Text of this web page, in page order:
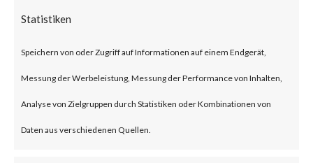
Statistiken
Speichern von oder Zugriff auf Informationen auf einem Endgerät,
Messung der Werbeleistung, Messung der Performance von Inhalten,
Analyse von Zielgruppen durch Statistiken oder Kombinationen von
Daten aus verschiedenen Quellen.
WooCommerce Payments is a
popular e-commerce payment
plugin for WordPress designed
for small to large-sized online
merchants using WordPress.